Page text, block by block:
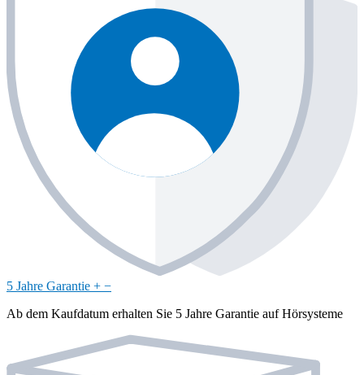
5 Jahre Garantie + −
Ab dem Kaufdatum erhalten Sie 5 Jahre Garantie auf Hörsysteme